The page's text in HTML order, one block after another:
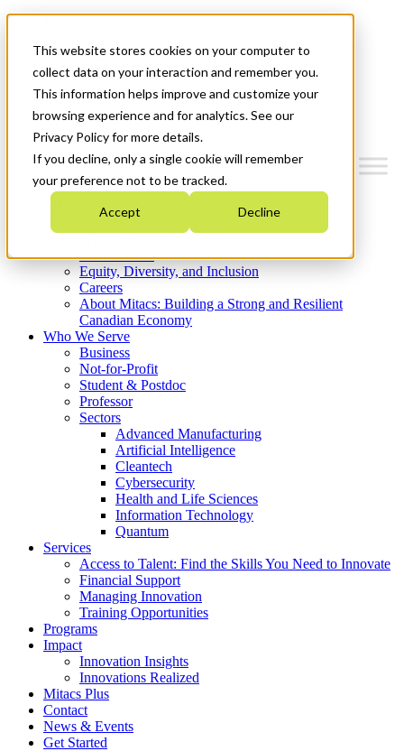
This website stores cookies on your computer to
collect data on your interaction and remember you.
This information helps improve and customize your
browsing experience and for analytics. See our
Privacy Policy for more details.
If you decline, only a single cookie will remember
your preference not to be tracked.
Accept Decline
News & Events
Get Started
Menu
Who We Are
Strategic Plan 2026-2030
What We Do
Equity, Diversity, and Inclusion
Careers
About Mitacs: Building a Strong and Resilient
Canadian Economy
Who We Serve
Business
Not-for-Profit
Student & Postdoc
Professor
Sectors
Advanced Manufacturing
Artificial Intelligence
Cleantech
Cybersecurity
Health and Life Sciences
Information Technology
Quantum
Services
Access to Talent: Find the Skills You Need to Innovate
Financial Support
Managing Innovation
Training Opportunities
Programs
Impact
Innovation Insights
Innovations Realized
Mitacs Plus
Contact
News & Events
Get Started